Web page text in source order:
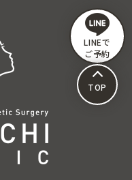
LINEで
ご予約
TOP